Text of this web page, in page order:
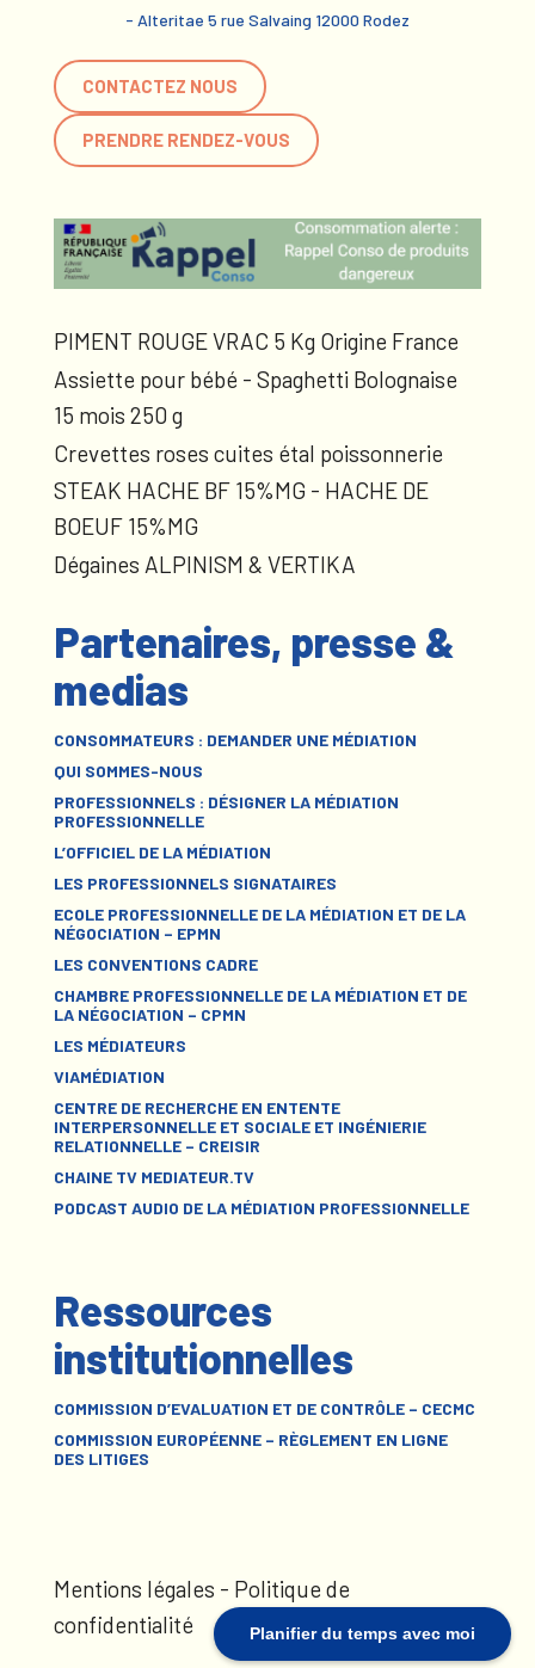
Planifier du temps avec moi
- Alteritae 5 rue Salvaing 12000 Rodez
CONTACTEZ NOUS
PRENDRE RENDEZ-VOUS
PIMENT ROUGE VRAC 5 Kg Origine France
Assiette pour bébé - Spaghetti Bolognaise
15 mois 250 g
Crevettes roses cuites étal poissonnerie
STEAK HACHE BF 15%MG - HACHE DE
BOEUF 15%MG
Dégaines ALPINISM & VERTIKA
Partenaires, presse &
medias
CONSOMMATEURS : DEMANDER UNE MÉDIATION
QUI SOMMES-NOUS
PROFESSIONNELS : DÉSIGNER LA MÉDIATION
PROFESSIONNELLE
L’OFFICIEL DE LA MÉDIATION
LES PROFESSIONNELS SIGNATAIRES
ECOLE PROFESSIONNELLE DE LA MÉDIATION ET DE LA
NÉGOCIATION – EPMN
LES CONVENTIONS CADRE
CHAMBRE PROFESSIONNELLE DE LA MÉDIATION ET DE
LA NÉGOCIATION – CPMN
LES MÉDIATEURS
VIAMÉDIATION
CENTRE DE RECHERCHE EN ENTENTE
INTERPERSONNELLE ET SOCIALE ET INGÉNIERIE
RELATIONNELLE – CREISIR
CHAINE TV MEDIATEUR.TV
PODCAST AUDIO DE LA MÉDIATION PROFESSIONNELLE
Ressources
institutionnelles
COMMISSION D’EVALUATION ET DE CONTRÔLE – CECMC
COMMISSION EUROPÉENNE – RÈGLEMENT EN LIGNE
DES LITIGES
Mentions légales - Politique de
confidentialité